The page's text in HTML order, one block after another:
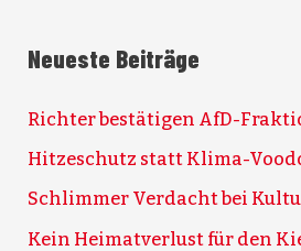
Neueste Beiträge
Richter bestätigen AfD-
Hitzeschutz statt Klima-
Schlimmer Verdacht bei
Kein Heimatverlust für den